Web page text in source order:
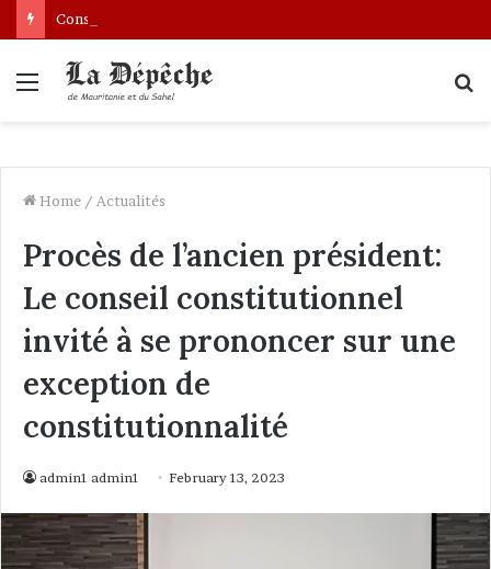
Menu
Home / Actualités
Procès de l’ancien président:
Le conseil constitutionnel
invité à se prononcer sur une
exception de
constitutionnalité
admin1 admin1 February 13, 2023